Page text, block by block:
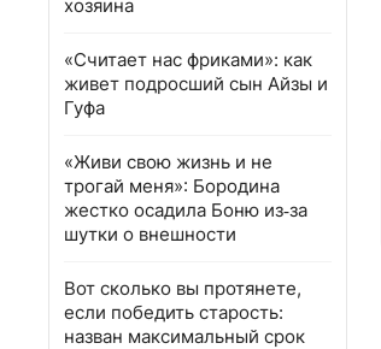
хозяина
«Считает нас фриками»: как
живет подросший сын Айзы и
Гуфа
«Живи свою жизнь и не
трогай меня»: Бородина
жестко осадила Боню из‑за
шутки о внешности
Вот сколько вы протянете,
если победить старость:
назван максимальный срок